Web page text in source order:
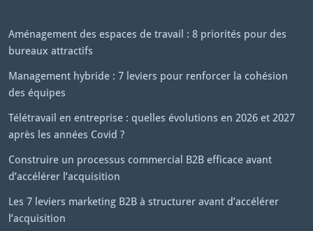
Aménagement des espaces de travail : 8 priorités pour des
bureaux attractifs
Management hybride : 7 leviers pour renforcer la cohésion
des équipes
Télétravail en entreprise : quelles évolutions en 2026 et 2027
après les années Covid ?
Construire un processus commercial B2B efficace avant
d’accélérer l’acquisition
Les 7 leviers marketing B2B à structurer avant d’accélérer
l’acquisition